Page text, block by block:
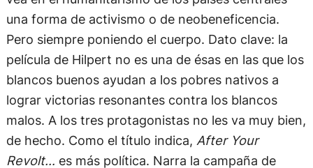
una forma de activismo o de neobeneficencia.
Pero siempre poniendo el cuerpo. Dato clave: la
película de Hilpert no es una de ésas en las que los
blancos buenos ayudan a los pobres nativos a
lograr victorias resonantes contra los blancos
malos. A los tres protagonistas no les va muy bien,
de hecho. Como el título indica, After Your
Revolt… es más política. Narra la campaña de